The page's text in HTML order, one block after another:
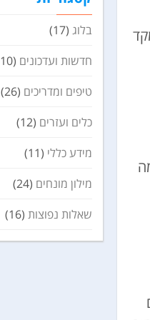
בלוג (17)
חדשות ועדכונים (10)
טיפים ומדריכים (26)
כלים ועזרים (12)
מידע כללי (11)
מילון מונחים (24)
שאלות נפוצות (16)